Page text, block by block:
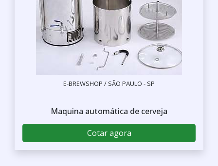
E-BREWSHOP / SÃO PAULO - SP
Maquina automática de cerveja
Cotar agora